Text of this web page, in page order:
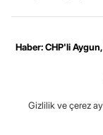
Haber: CHP'li
Gizlilik ve çerez